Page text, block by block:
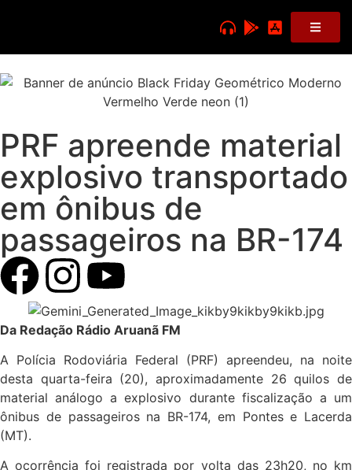
PRF apreende material
explosivo transportado
em ônibus de
passageiros na BR-174
Da Redação Rádio Aruanã FM
A Polícia Rodoviária Federal (PRF) apreendeu, na noite
desta quarta-feira (20), aproximadamente 26 quilos de
material análogo a explosivo durante fiscalização a um
ônibus de passageiros na BR-174, em Pontes e Lacerda
(MT).
A ocorrência foi registrada por volta das 23h20, no km